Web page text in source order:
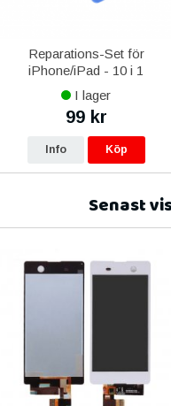
Reparations-Set för
iPhone/iPad - 10 i 1
I lager
99 kr
Info Köp
Senast